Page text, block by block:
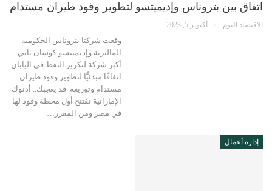
اتفاق بين بتروناس وإديميتسو لتطوير وقود طيران مستدام
الاقتصاد اليوم أكتوبر 5, 2023
وقعت شركتا بتروناس الحكومية
الماليزية وإديميتسو كوسان ثاني
أكبر شركة لتكرير النفط في اليابان
اتفاقًا مبدئيًّا لتطوير وقود طيران
مستدام وتوزيعه. قد يعجبك.. أدنوك
الإماراتية تفتتح أول محطة وقود لها
في مصر ومن المقرر…
إدارة أعمال